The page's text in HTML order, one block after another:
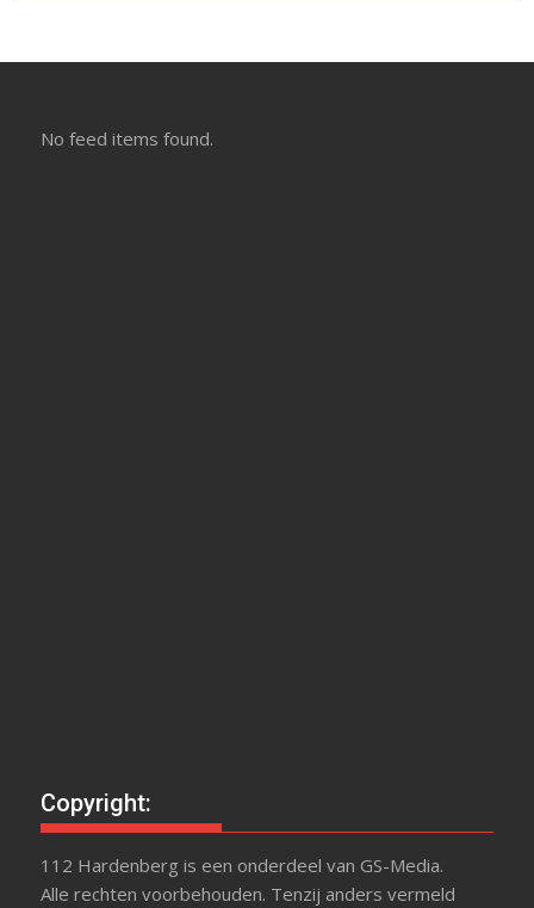
No feed items found.
Copyright:
112 Hardenberg is een onderdeel van GS-Media.
Alle rechten voorbehouden. Tenzij anders vermeld